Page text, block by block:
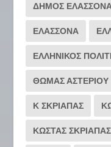
ΔΗΜΟΣ
ΕΛΑΣΣΟΝΑ
ΕΛΛΗΝΙΚΟΣ
ΘΩΜΑΣ ΑΣΤΕΡΙΟΥ
Κ ΣΚΡΙΑΠΑΣ
ΚΩΣΤΑΣ ΣΚΡΙΑΠΑΣ